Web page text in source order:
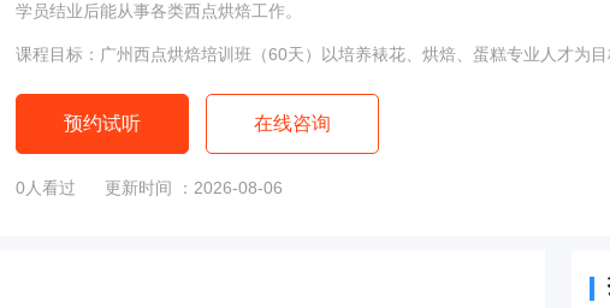
学员结业后能从事各类西点烘焙工作。
课程目标：广州西点烘焙培训班（60天）以培养裱花、烘焙、蛋糕专业人才为目
预约试听 在线咨询
0 人看过 更新时间 ：2026-08-06